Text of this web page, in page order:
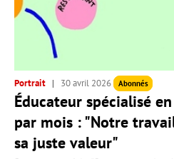
Portrait 30 avril 2026 Abonnés
Éducateur spécialisé
par mois : "Notre
sa juste valeur"